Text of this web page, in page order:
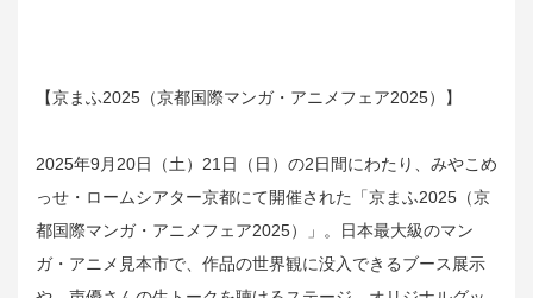
【京まふ2025（京都国際マンガ・アニメフェア2025）】
2025年9月20日（土）21日（日）の2日間にわたり、みやこめ
っせ・ロームシアター京都にて開催された「京まふ2025（京
都国際マンガ・アニメフェア2025）」。日本最大級のマン
ガ・アニメ見本市で、作品の世界観に没入できるブース展示